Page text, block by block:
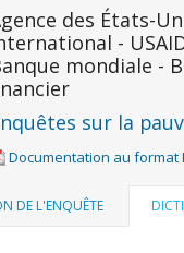
des États-
-
mondiale -
sur la
Documentation au format
DE L'ENQUÊTE